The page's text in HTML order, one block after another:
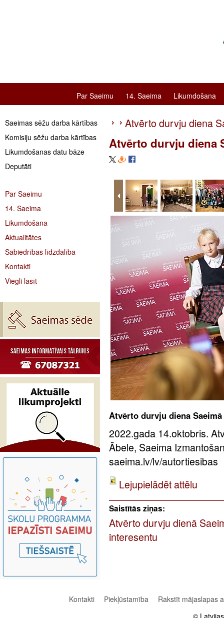
Par Saeimu 14. Saeima Likumdošana
Saeimas sēžu darba kārtības
Komisiju sēžu darba kārtības
Likumdošanas datu bāze
Deputāti
Par Saeimu
14. Saeima
Likumdošana
Aktualitātes
Sabiedrības līdzdalība
Kontakti
Viegli lasīt
Atvērto durvju diena
Atvērto durvju diena
Atvērto durvju diena Saeimā
2022.gada 14.oktobris.
Ābele, Saeima
saeima.lv/lv/autortiesibas
Lejupielādēt attēlu
Saistītās ziņas:
Atvērto durvju dienā
interesentu
Kontakti Piekļūstamība
Rakstīt mājaslapas
©